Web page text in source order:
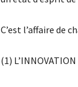
C’est l’affaire de
(1)